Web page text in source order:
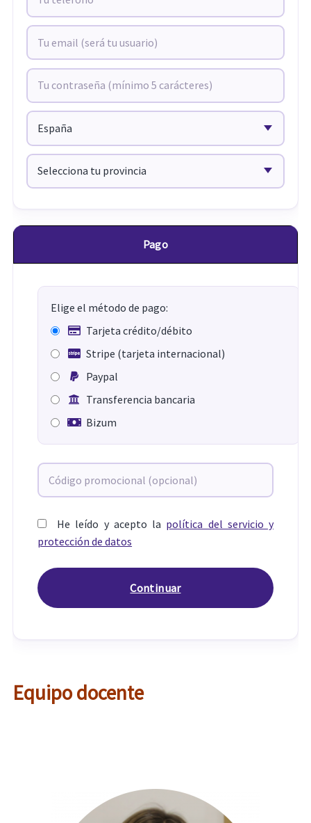
Pago
Elige el método de pago:
Tarjeta crédito/débito
Stripe (tarjeta internacional)
Paypal
Transferencia bancaria
Bizum
He leído y acepto la política del servicio y
protección de datos
Equipo docente